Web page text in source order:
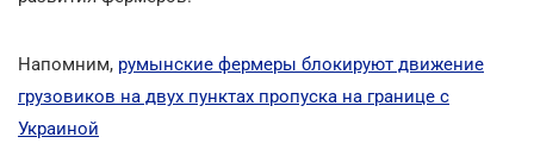
Напомним, румынские фермеры блокируют движение
грузовиков на двух пунктах пропуска на границе с
Украиной